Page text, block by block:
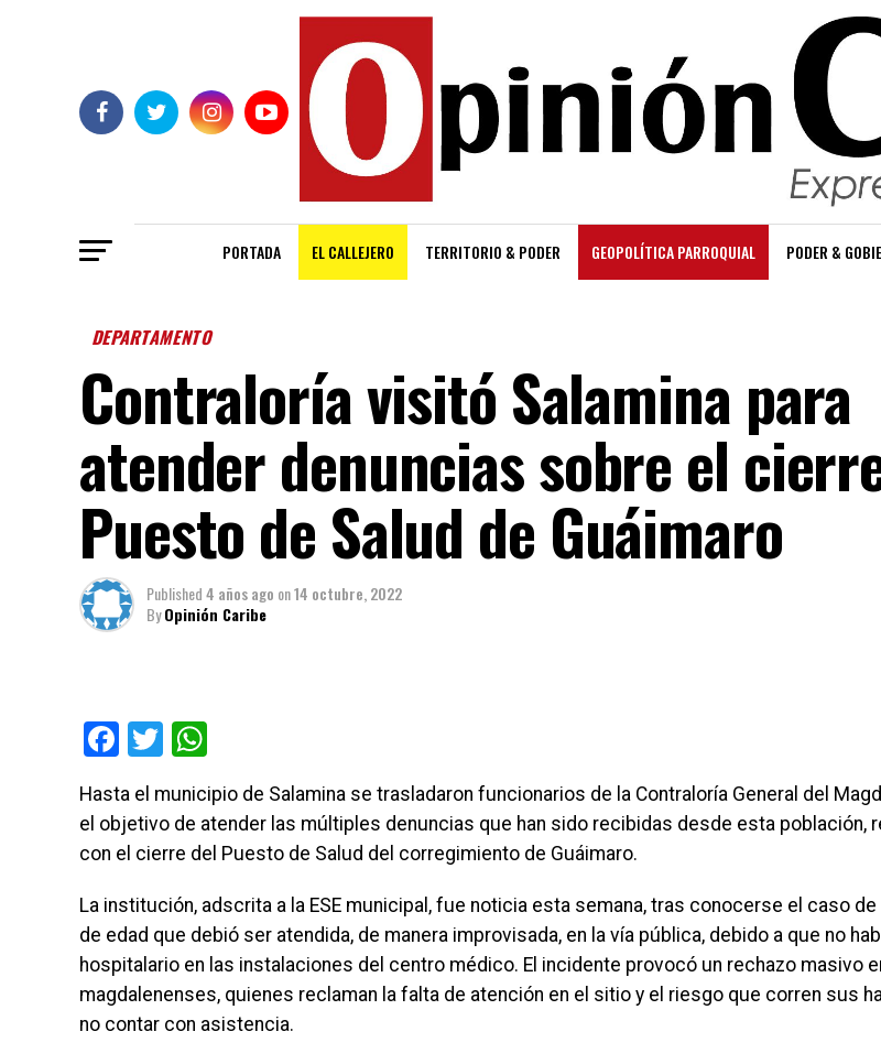
PORTADA EL CALLEJERO TERRITORIO & PODER GEOPOLÍTICA PARROQUIAL PODER &
DEPARTAMENTO
Contraloría visitó Salamina para
atender denuncias sobre el
Puesto de Salud de Guáimaro
Published4 años ago on14 octubre, 2022
ByOpinión Caribe
Facebook
Twitter
Hasta el municipio de Salamina se trasladaron funcionarios de la Contraloría General del
el objetivo de atender las múltiples denuncias que han sido recibidas desde esta población,
con el cierre del Puesto de Salud del corregimiento de Guáimaro.
La institución, adscrita a la ESE municipal, fue noticia esta semana, tras conocerse el caso de
de edad que debió ser atendida, de manera improvisada, en la vía pública, debido a que no
hospitalario en las instalaciones del centro médico. El incidente provocó un rechazo masivo
magdalenenses, quienes reclaman la falta de atención en el sitio y el riesgo que corren sus
no contar con asistencia.